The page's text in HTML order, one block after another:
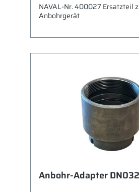
NAVAL-Nr. 400027 Ersatzteil
Anbohrgerät
Anbohr-Adapter